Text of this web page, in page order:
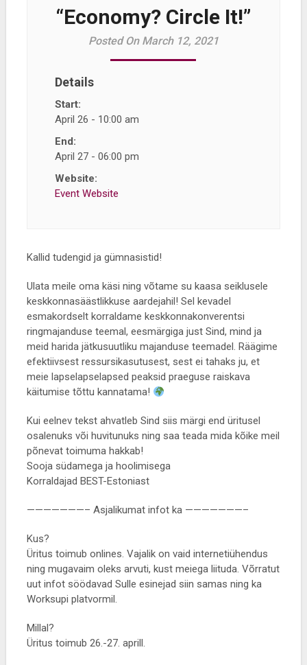
“Economy? Circle It!”
Posted On March 12, 2021
Details
Start:
April 26 - 10:00 am
End:
April 27 - 06:00 pm
Website:
Event Website
Kallid tudengid ja gümnasistid!
Ulata meile oma käsi ning võtame su kaasa seiklusele
keskkonnasäästlikkuse aardejahil! Sel kevadel
esmakordselt korraldame keskkonnakonverentsi
ringmajanduse teemal, eesmärgiga just Sind, mind ja
meid harida jätkusuutliku majanduse teemadel. Räägime
efektiivsest ressursikasutusest, sest ei tahaks ju, et
meie lapselapselapsed peaksid praeguse raiskava
käitumise tõttu kannatama!
Kui eelnev tekst ahvatleb Sind siis märgi end üritusel
osalenuks või huvitunuks ning saa teada mida kõike meil
põnevat toimuma hakkab!
Sooja südamega ja hoolimisega
Korraldajad BEST-Estoniast
———————– Asjalikumat infot ka ———————–
Kus?
Üritus toimub onlines. Vajalik on vaid internetiühendus
ning mugavaim oleks arvuti, kust meiega liituda. Võrratut
uut infot söödavad Sulle esinejad siin samas ning ka
Worksupi platvormil.
Millal?
Üritus toimub 26.-27. aprill.